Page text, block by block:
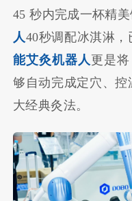
45 秒内完成一杯精
人40秒调配冰淇淋，
能艾灸机器人更是
够自动完成定穴、
大经典灸法。